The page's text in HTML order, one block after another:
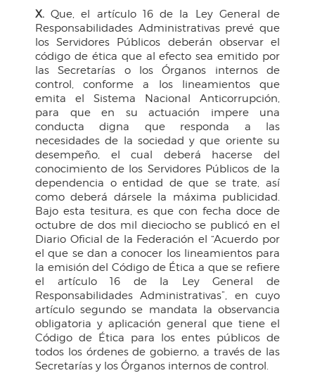
X. Que, el artículo 16 de la Ley General de
Responsabilidades Administrativas prevé que
los Servidores Públicos deberán observar el
código de ética que al efecto sea emitido por
las Secretarías o los Órganos internos de
control, conforme a los lineamientos que
emita el Sistema Nacional Anticorrupción,
para que en su actuación impere una
conducta digna que responda a las
necesidades de la sociedad y que oriente su
desempeño, el cual deberá hacerse del
conocimiento de los Servidores Públicos de la
dependencia o entidad de que se trate, así
como deberá dársele la máxima publicidad.
Bajo esta tesitura, es que con fecha doce de
octubre de dos mil dieciocho se publicó en el
Diario Oficial de la Federación el “Acuerdo por
el que se dan a conocer los lineamientos para
la emisión del Código de Ética a que se refiere
el artículo 16 de la Ley General de
Responsabilidades Administrativas”, en cuyo
artículo segundo se mandata la observancia
obligatoria y aplicación general que tiene el
Código de Ética para los entes públicos de
todos los órdenes de gobierno, a través de las
Secretarías y los Órganos internos de control.